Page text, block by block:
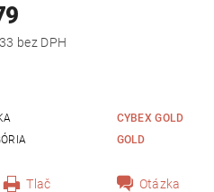
€633,33 bez DPH
GOLD
Tlač Otázka